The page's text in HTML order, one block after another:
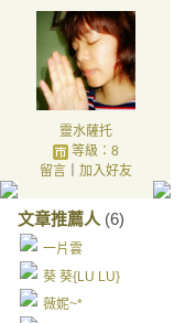
靈水薩托
等級：8
留言｜ 加入好友
文章推薦人 (6)
一片雲
葵 葵{LU LU}
薇妮~*